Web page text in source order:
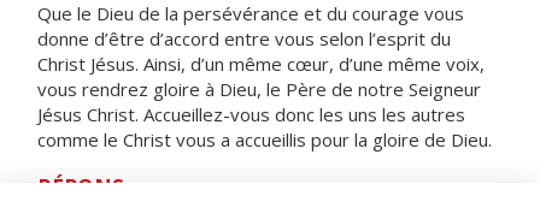
Que le Dieu de la persévérance et du courage vous
donne d’être d’accord entre vous selon l’esprit du
Christ Jésus. Ainsi, d’un même cœur, d’une même voix,
vous rendrez gloire à Dieu, le Père de notre Seigneur
Jésus Christ. Accueillez-vous donc les uns les autres
comme le Christ vous a accueillis pour la gloire de Dieu.
RÉPONS